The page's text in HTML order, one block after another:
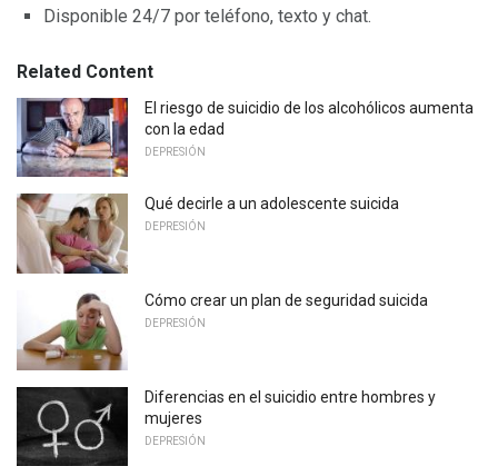
Disponible 24/7 por teléfono, texto y chat.
Related Content
El riesgo de suicidio de los alcohólicos aumenta
con la edad
DEPRESIÓN
Qué decirle a un adolescente suicida
DEPRESIÓN
Cómo crear un plan de seguridad suicida
DEPRESIÓN
Diferencias en el suicidio entre hombres y
mujeres
DEPRESIÓN